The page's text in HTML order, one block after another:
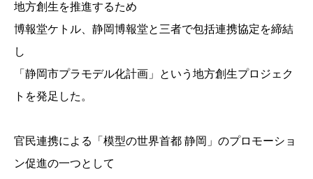
地方創生を推進するため
博報堂ケトル、静岡博報堂と三者で包括連携協定を締結
し
「静岡市プラモデル化計画」という地方創生プロジェク
トを発足した。
官民連携による「模型の世界首都 静岡」のプロモーショ
ン促進の一つとして